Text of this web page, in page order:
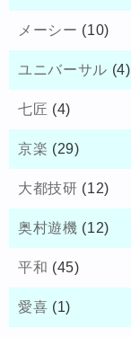
メーシー (10)
ユニバーサル (4)
七匠 (4)
京楽 (29)
大都技研 (12)
奥村遊機 (12)
平和 (45)
愛喜 (1)